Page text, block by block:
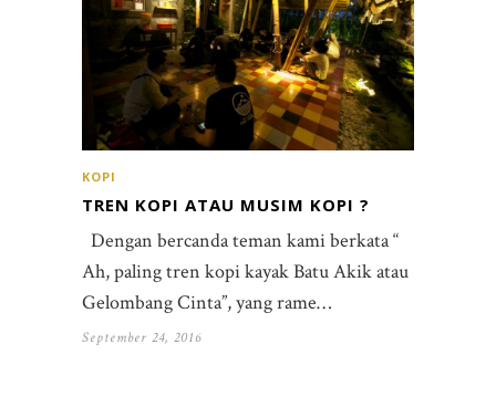
KOPI
TREN KOPI ATAU MUSIM KOPI ?
Dengan bercanda teman kami berkata “
Ah, paling tren kopi kayak Batu Akik atau
Gelombang Cinta”, yang rame…
September 24, 2016